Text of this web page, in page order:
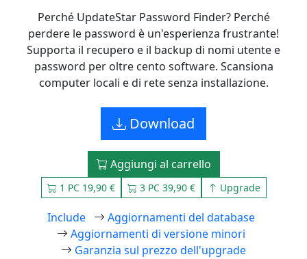
Perché UpdateStar Password Finder? Perché
perdere le password è un'esperienza frustrante!
Supporta il recupero e il backup di nomi utente e
password per oltre cento software. Scansiona
computer locali e di rete senza installazione.
Download
Aggiungi al carrello
1 PC 19,90 € 3 PC 39,90 € Upgrade
Include
Aggiornamenti del database
Aggiornamenti di versione minori
Garanzia sul prezzo dell'upgrade